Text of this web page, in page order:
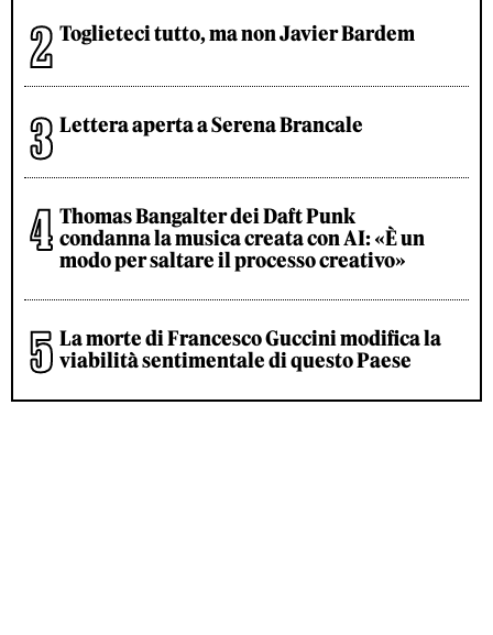
Toglieteci tutto, ma non Javier Bardem
Lettera aperta a Serena Brancale
Thomas Bangalter dei Daft Punk
condanna la musica creata con AI: «È un
modo per saltare il processo creativo»
La morte di Francesco Guccini modifica la
viabilità sentimentale di questo Paese